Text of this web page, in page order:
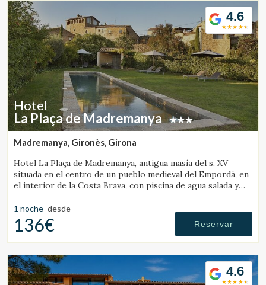
4.6
Hotel
La Plaça de Madremanya
Madremanya, Gironès, Girona
Hotel La Plaça de Madremanya, antigua masía del s. XV
situada en el centro de un pueblo medieval del Empordà, en
el interior de la Costa Brava, con piscina de agua salada y
1 noche desde
136€ Reservar
4.6